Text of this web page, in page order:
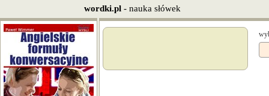
wordki.pl - nauka słówek